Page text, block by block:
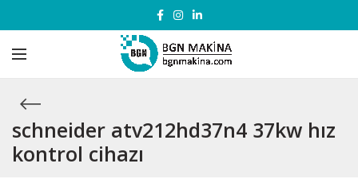
schneider atv212hd37n4 37kw hız
kontrol cihazı